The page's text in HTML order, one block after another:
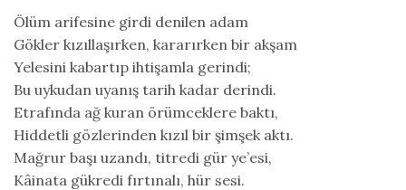
Ölüm arifesine girdi denilen adam
Gökler kızıllaşırken, kararırken bir akşam
Yelesini kabartıp ihtişamla gerindi;
Bu uykudan uyanış tarih kadar derindi.
Etrafında ağ kuran örümceklere baktı,
Hiddetli gözlerinden kızıl bir şimşek aktı.
Mağrur başı uzandı, titredi gür ye’esi,
Kâinata gükredi fırtınalı, hür sesi.